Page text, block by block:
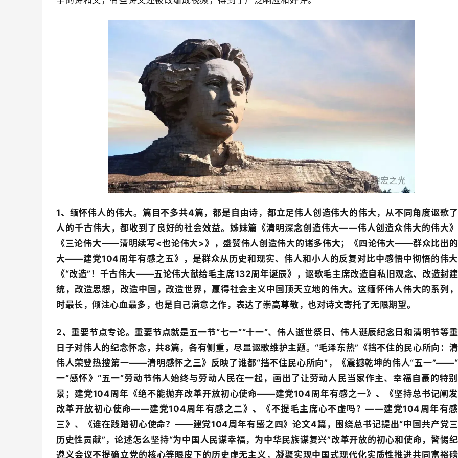
1、缅怀伟人的伟大。 篇目不多共4篇，都是自由诗，都立足伟人创造伟大的伟大，从不同角度讴歌
人的千古伟大，都收到了良好的社会效益。姊妹篇《清明深念创造伟大——伟人创造众伟大的伟大》
《三论伟大——清明续写<也论伟大>》，盛赞伟人创造伟大的诸多伟大；《四论伟大——群众比出
大——建党104周年有感之五》，是群众从历史和现实、伟人和小人的反复对比中感悟中彻悟的伟大
《“改造”！千古伟大——五论伟大献给毛主席132周年诞辰》，讴歌毛主席改造自私旧观念、改造封
统，改造思想，改造中国，改造世界，赢得社会主义中国顶天立地的伟大。这缅怀伟人伟大的系列
时最长，倾注心血最多，也是自己满意之作，表达了崇高尊敬，也对诗文寄托了无限期望。
2、重要节点专论。重要节点就是五一节“七一”“十一”、伟人逝世祭日、伟人诞辰纪念日和清明节等
日子对伟人的纪念怀念，共8篇，各有侧重，尽显讴歌维护主题。“毛泽东热”《挡不住的民心所向：
伟人荣登热搜第一——清明感怀之三》反映了谁都“挡不住民心所向”，《震撼乾坤的伟人“五一
一”感怀》“五一”劳动节伟人始终与劳动人民在一起，画出了让劳动人民当家作主、幸福自豪的特
景；建党104周年《绝不能抛弃改革开放初心使命——建党104周年有感之一》、《坚持总书记阐
改革开放初心使命——建党104周年有感之二》、《不提毛主席心不虚吗？——建党104周年有感
三》、《谁在践踏初心使命？——建党104周年有感之四》论文4篇，围绕总书记提出“中国共产党
历史性贡献”，论述怎么坚持“为中国人民谋幸福，为中华民族谋复兴”改革开放的初心和使命，警惕
遵义会议不提确立党的核心等眼皮下的历史虚无主义，凝聚实现中国式现代化实质性推进共同富裕